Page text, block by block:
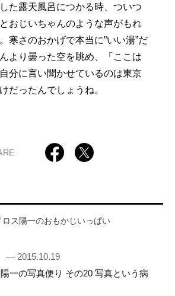
た露天風呂につかる時、ついつ
おじいちゃんのような声がもれ
寒さのおかげで本当に”いい湯”だ
より曇った空を眺め、「ここは
分に言い聞かせているのは東京
だったんでしょうね。
ロス陽一のおもかじいっぱい
— 2015.10.19
一の写真便り その20 写真という病